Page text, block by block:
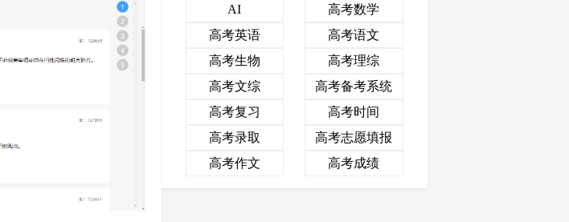
AI
高考数学
高考英语
高考语文
高考生物
高考理综
高考文综
高考备考系统
高考复习
高考时间
高考录取
高考志愿填报
高考作文
高考成绩